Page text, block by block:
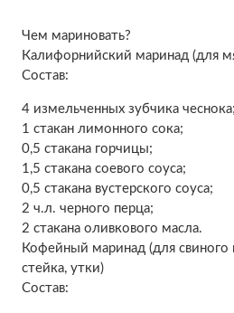
Чем мариновать?
Калифорнийский маринад (для
Состав:
4 измельченных зубчика чеснока;
1 стакан лимонного сока;
0,5 стакана горчицы;
1,5 стакана соевого соуса;
0,5 стакана вустерского соуса;
2 ч.л. черного перца;
2 стакана оливкового масла.
Кофейный маринад (для
стейка, утки)
Состав: